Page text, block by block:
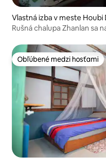
Vlastná izba v meste Houbi
Rušná chalupa Zhanlan sa
raňajkami
Obľúbené medzi hosťami
Obľúbené medzi hosťami